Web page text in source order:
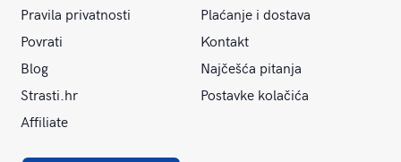
Pravila privatnosti
Plaćanje i dostava
Povrati
Kontakt
Blog
Najčešća pitanja
Strasti.hr
Postavke kolačića
Affiliate